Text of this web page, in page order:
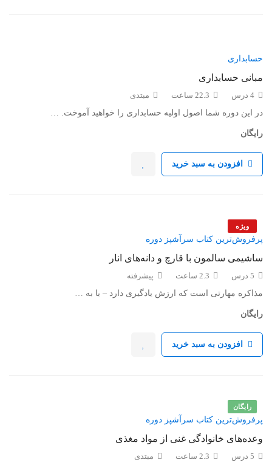
حسابداری
مبانی حسابداری
4 درس 22.3 ساعت
مبتدی
در این دوره شما اصول اولیه حسابداری را خواهید آموخت. …
رایگان
افزودن به سبد خرید
ویژه
پرفروش‌ترین کتاب سرآشپز دوره
ساشیمی سالمون با قارچ و دانه‌های انار
5 درس 2.3 ساعت
پیشرفته
مذاکره مهارتی است که ارزش یادگیری دارد – با به …
رایگان
افزودن به سبد خرید
رایگان
پرفروش‌ترین کتاب سرآشپز دوره
وعده‌های خانوادگی غنی از مواد مغذی
5 درس 2.3 ساعت
مبتدی